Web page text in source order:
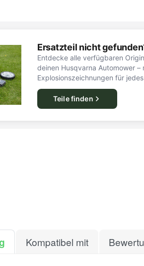
Ersatzteil nicht
Entdecke alle verfügbaren
deinen Husqvarna Automower –
Explosionszeichnungen für
Teile finden
Kompatibel mit